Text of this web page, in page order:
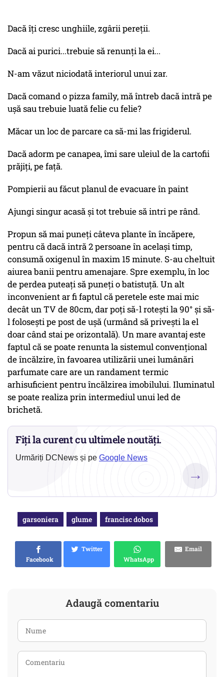
Dacă îți cresc unghiile, zgârii pereții.
Dacă ai purici...trebuie să renunți la ei...
N-am văzut niciodată interiorul unui zar.
Dacă comand o pizza family, mă întreb dacă intră pe
ușă sau trebuie luată felie cu felie?
Măcar un loc de parcare ca să-mi las frigiderul.
Dacă adorm pe canapea, îmi sare uleiul de la cartofii
prăjiți, pe față.
Pompierii au făcut planul de evacuare în paint
Ajungi singur acasă și tot trebuie să intri pe rând.
Propun să mai puneți câteva plante în încăpere,
pentru că dacă intră 2 persoane în același timp,
consumă oxigenul în maxim 15 minute. S-au cheltuit
aiurea banii pentru amenajare. Spre exemplu, în loc
de perdea puteați să puneți o batistuță. Un alt
inconvenient ar fi faptul că peretele este mai mic
decât un TV de 80cm, dar poți să-l rotești la 90° și să-
l folosești pe post de uşă (urmând să privești la el
doar când stai pe orizontală). Un mare avantaj este
faptul că se poate renunta la sistemul convențional
de încălzire, în favoarea utilizării unei lumânări
parfumate care are un randament termic
arhisuficient pentru încălzirea imobilului. Iluminatul
se poate realiza prin intermediul unui led de
brichetă.
Fiți la curent cu ultimele noutăți.
Urmăriți DCNews și pe Google News
→
garsoniera glume francisc dobos
Facebook
Twitter
WhatsApp
Email
Adaugă comentariu